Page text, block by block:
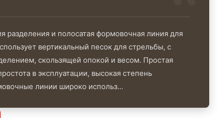
разделения и полосатая формовочная линия для
вертикальный песок для стрельбы, с
скользящей опокой и весом. Простая
в эксплуатации, высокая степень
линии широко использ...